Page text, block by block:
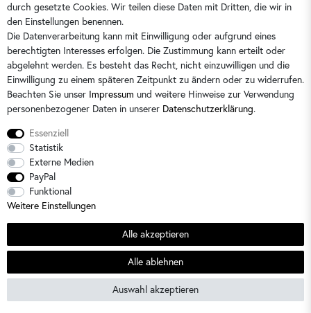
Sie erreichen uns: Montag - Freitag 9 - 16 Uhr
Alle Preise sind inkl. der gesetzlichen Mehrwertsteuer und zzgl.
© 2026 Dorins Kindermode / Alle Rechte vorbehalten. /
Sommerschlussverkauf
durch gesetzte Cookies. Wir teilen diese Daten mit Dritten, die wir in
den Einstellungen benennen.
Die Datenverarbeitung kann mit Einwilligung oder aufgrund eines
berechtigten Interesses erfolgen. Die Zustimmung kann erteilt oder
abgelehnt werden. Es besteht das Recht, nicht einzuwilligen und die
Einwilligung zu einem späteren Zeitpunkt zu ändern oder zu widerrufen.
Beachten Sie unser Impressum und weitere Hinweise zur Verwendung
personenbezogener Daten in unserer Daten­schutz­erklärung.
Essenziell
Statistik
Externe Medien
PayPal
Funktional
Weitere Einstellungen
Alle akzeptieren
Alle ablehnen
Auswahl akzeptieren
Bewertungen bei: shopvote.de ⓘ
Informationen zur Echtheit der Bewertungen